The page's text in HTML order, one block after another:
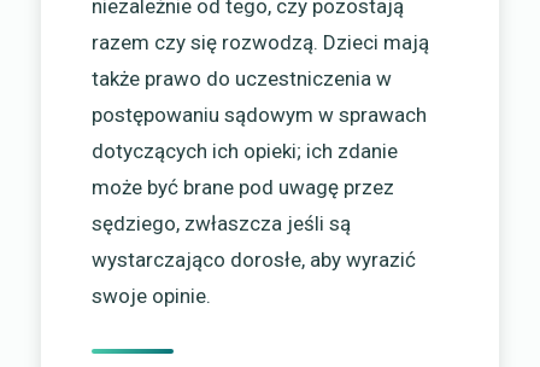
niezależnie od tego, czy pozostają
razem czy się rozwodzą. Dzieci mają
także prawo do uczestniczenia w
postępowaniu sądowym w sprawach
dotyczących ich opieki; ich zdanie
może być brane pod uwagę przez
sędziego, zwłaszcza jeśli są
wystarczająco dorosłe, aby wyrazić
swoje opinie.